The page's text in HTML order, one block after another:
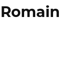
Romain